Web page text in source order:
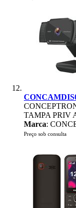
TAMPA PRIV
Marca:
Preço sob consulta